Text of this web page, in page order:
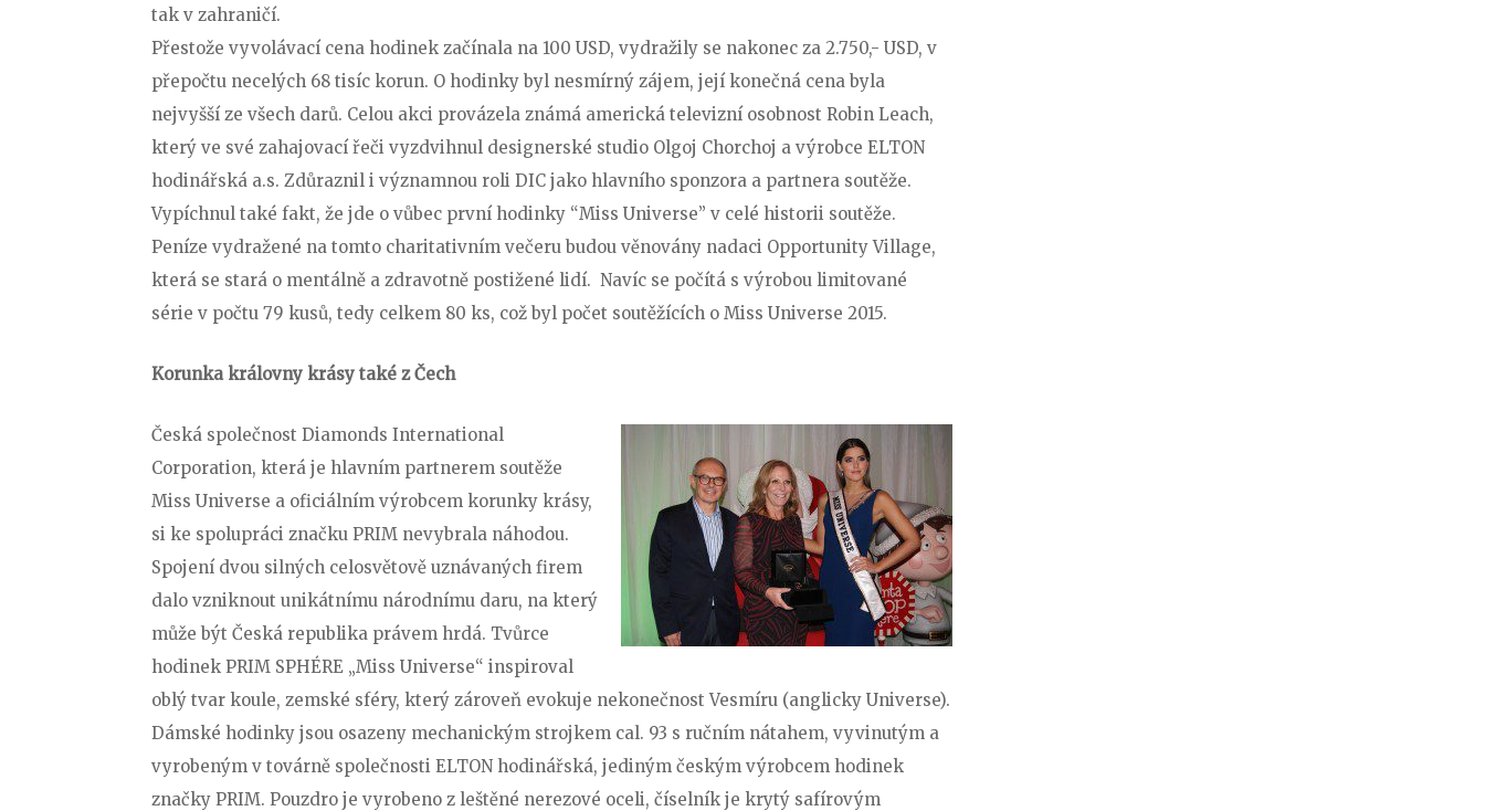
tak v zahraničí.
Přestože vyvolávací cena hodinek začínala na 100 USD, vydražily se nakonec za 2.750,- USD, v
přepočtu necelých 68 tisíc korun. O hodinky byl nesmírný zájem, její konečná cena byla
nejvyšší ze všech darů. Celou akci provázela známá americká televizní osobnost Robin Leach,
který ve své zahajovací řeči vyzdvihnul designerské studio Olgoj Chorchoj a výrobce ELTON
hodinářská a.s. Zdůraznil i významnou roli DIC jako hlavního sponzora a partnera soutěže.
Vypíchnul také fakt, že jde o vůbec první hodinky “Miss Universe” v celé historii soutěže.
Peníze vydražené na tomto charitativním večeru budou věnovány nadaci Opportunity Village,
která se stará o mentálně a zdravotně postižené lidí. Navíc se počítá s výrobou limitované
série v počtu 79 kusů, tedy celkem 80 ks, což byl počet soutěžících o Miss Universe 2015.
Korunka královny krásy také z Čech
Česká společnost Diamonds International
Corporation, která je hlavním partnerem soutěže
Miss Universe a oficiálním výrobcem korunky krásy,
si ke spolupráci značku PRIM nevybrala náhodou.
Spojení dvou silných celosvětově uznávaných firem
dalo vzniknout unikátnímu národnímu daru, na který
může být Česká republika právem hrdá. Tvůrce
hodinek PRIM SPHÉRE „Miss Universe“ inspiroval
oblý tvar koule, zemské sféry, který zároveň evokuje nekonečnost Vesmíru (anglicky Universe).
Dámské hodinky jsou osazeny mechanickým strojkem cal. 93 s ručním nátahem, vyvinutým a
vyrobeným v továrně společnosti ELTON hodinářská, jediným českým výrobcem hodinek
značky PRIM. Pouzdro je vyrobeno z leštěné nerezové oceli, číselník je krytý safírovým